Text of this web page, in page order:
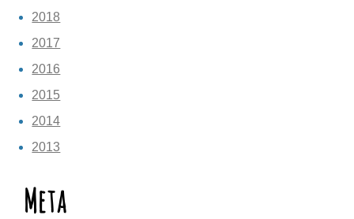
2018
2017
2016
2015
2014
2013
Meta